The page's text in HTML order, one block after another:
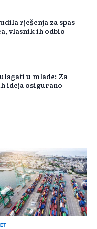
rješenja za spas
vlasnik ih odbio
u mlade: Za
ideja osigurano